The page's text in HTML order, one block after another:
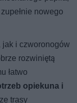
nowego
jak i czworonogów
rozwiniętą
łatwo
opiekuna i
trasy